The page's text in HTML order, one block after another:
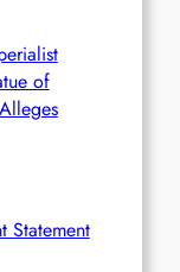
of
Statement